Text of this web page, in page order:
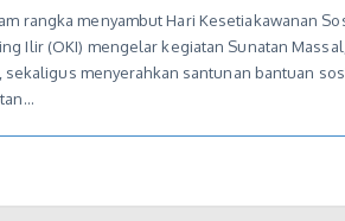
rangka menyambut Hari Kesetiakawanan
Ilir (OKI) mengelar kegiatan Sunatan
sekaligus menyerahkan santunan bantuan